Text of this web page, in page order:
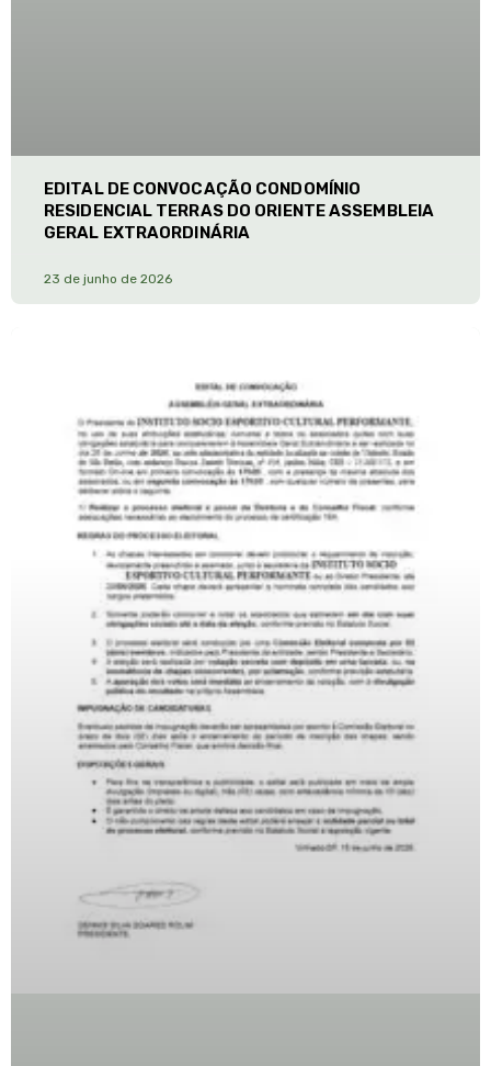
EDITAL DE CONVOCAÇÃO CONDOMÍNIO
RESIDENCIAL TERRAS DO ORIENTE ASSEMBLEIA
GERAL EXTRAORDINÁRIA
23 de junho de 2026